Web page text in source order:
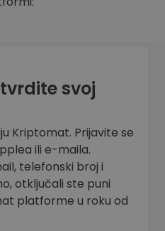
svoj
Kriptomat. Prijavite se
ili e-maila.
telefonski broj i
otključali ste puni
platforme u roku od